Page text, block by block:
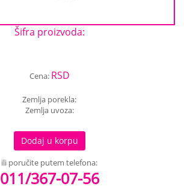
Šifra proizvoda:
Cena: RSD
Zemlja porekla:
Zemlja uvoza:
Dodaj u korpu
ili poručite putem telefona:
011/367-07-56